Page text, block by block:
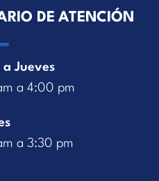
DE ATENCIÓN
a Jueves
a 4:00 pm
a 3:30 pm